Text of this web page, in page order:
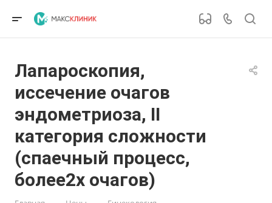
Лапароскопия,
иссечение очагов
эндометриоза, II
категория сложности
(спаечный процесс,
более2х очагов)